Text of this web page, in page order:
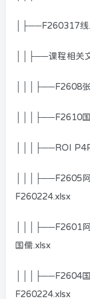
│├──F260317线
││├──课程相关
│││├──F2608张
│││├──F2610国
│││├──ROI
│││├──F2605阿
F260224.xlsx
│││├──F2601
国儒.xlsx
│││├──F2604
F260224.xlsx